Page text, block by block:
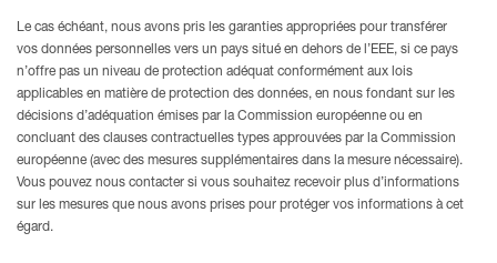
Le cas échéant, nous avons pris les garanties appropriées pour transférer
vos données personnelles vers un pays situé en dehors de l’EEE, si ce pays
n’offre pas un niveau de protection adéquat conformément aux lois
applicables en matière de protection des données, en nous fondant sur les
décisions d’adéquation émises par la Commission européenne ou en
concluant des clauses contractuelles types approuvées par la Commission
européenne (avec des mesures supplémentaires dans la mesure nécessaire).
Vous pouvez nous contacter si vous souhaitez recevoir plus d’informations
sur les mesures que nous avons prises pour protéger vos informations à cet
égard.